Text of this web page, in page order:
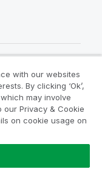
AB.無断複写・
with our websites
By clicking ‘Ok’,
may involve
our Privacy & Cookie
on cookie usage on